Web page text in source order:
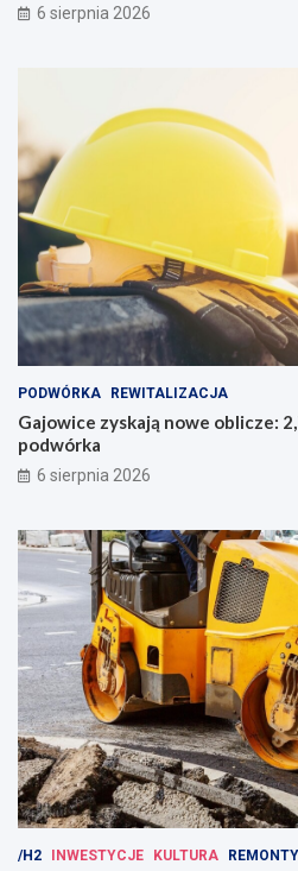
6 sierpnia 2026
PODWÓRKA REWITALIZACJA
Gajowice zyskają nowe oblicze:
podwórka
6 sierpnia 2026
/H2 INWESTYCJE KULTURA REMONTY